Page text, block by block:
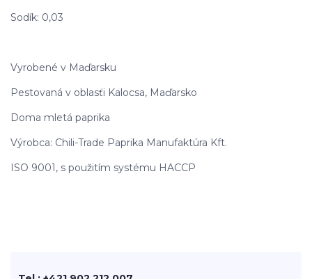
Sodík: 0,03
Vyrobené v Maďarsku
Pestovaná v oblasťi Kalocsa, Maďarsko
Doma mletá paprika
Výrobca: Chili-Trade Paprika Manufaktúra Kft.
ISO 9001, s použitím systému HACCP